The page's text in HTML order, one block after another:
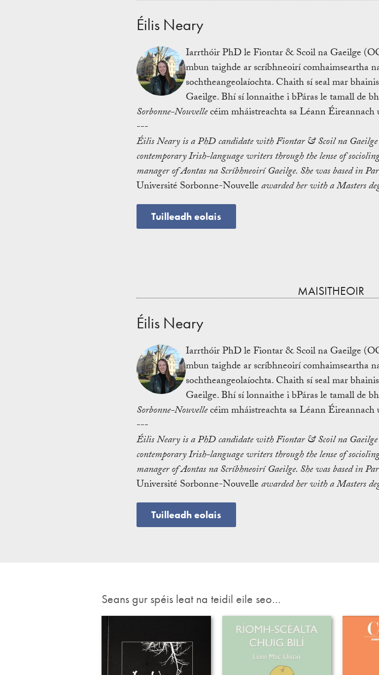
Éilis Neary
Iarrthóir PhD le Fiontar & Scoil na Gaeilge
mbun taighde ar scríbhneoirí comhaimseartha
sochtheangeolaíochta. Chaith sí seal mar
Gaeilge. Bhí sí lonnaithe i bPáras le tamall de
Sorbonne-Nouvellecéim mháistreachta sa Léann
---
Éilis Neary is a PhD candidate with Fiontar & Scoil na
contemporary Irish-language writers through the lense of
manager of Aontas na Scríbhneoirí Gaeilge. She was based in
Université Sorbonne-Nouvelleawarded her with a Masters
Tuilleadh eolais
MAISITHEOIR
Éilis Neary
Iarrthóir PhD le Fiontar & Scoil na Gaeilge
mbun taighde ar scríbhneoirí comhaimseartha
sochtheangeolaíochta. Chaith sí seal mar
Gaeilge. Bhí sí lonnaithe i bPáras le tamall de
Sorbonne-Nouvellecéim mháistreachta sa Léann
---
Éilis Neary is a PhD candidate with Fiontar & Scoil na
contemporary Irish-language writers through the lense of
manager of Aontas na Scríbhneoirí Gaeilge. She was based in
Université Sorbonne-Nouvelleawarded her with a Masters
Tuilleadh eolais
Seans gur spéis leat na teidil eile seo…